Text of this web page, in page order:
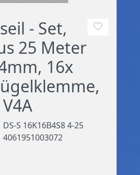
- Set,
25 Meter
16x
DS-S 16K16B4S8 4-25
4061951003072